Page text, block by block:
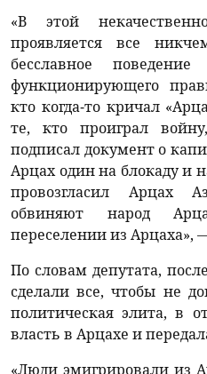
«В этой
проявляется все
бесславное
функционирующего
кто когда-то кричал
те, кто проиграл
подписал документ о
Арцах один на блокаду и
провозгласил Арцах
обвиняют народ
переселении из Арцаха»,
По словам депутата,
сделали все, чтобы не
политическая элита, в
власть в Арцахе и
«Люди эмигрировали из